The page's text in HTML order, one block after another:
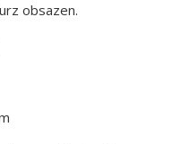
obsazen.